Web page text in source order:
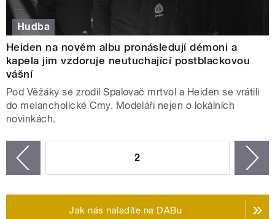
Hudba
Heiden na novém albu pronásledují démoni a
kapela jim vzdoruje neutuchající postblackovou
vášní
Pod Věžáky se zrodil Spalovač mrtvol a Heiden se vrátili
do melancholické Cmy. Modeláři nejen o lokálních
novinkách.
2
Jak nás naladíte na DABu